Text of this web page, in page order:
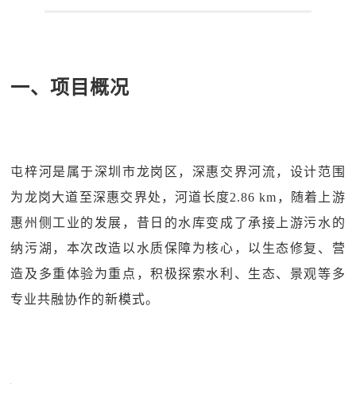
一、项目概况
屯梓河是属于深圳市龙岗区，深惠交界河流，设计范围
为龙岗大道至深惠交界处，河道长度2.86 km，随着上游
惠州侧工业的发展，昔日的水库变成了承接上游污水的
纳污湖，本次改造以水质保障为核心，以生态修复、营
造及多重体验为重点，积极探索水利、生态、景观等多
专业共融协作的新模式。